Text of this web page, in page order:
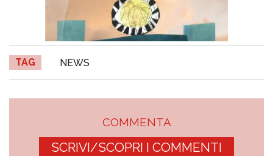
TAG NEWS
COMMENTA
SCRIVI/SCOPRI I COMMENTI